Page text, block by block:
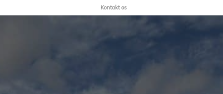
Kontakt os